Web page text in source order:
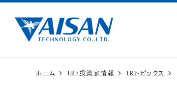
ホーム IR・投資家情報 IRトピックス